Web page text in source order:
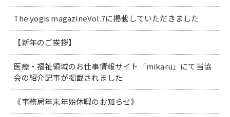
The yogis magazineVol.7に掲載していただきました
【新年のご挨拶】
医療・福祉領域のお仕事情報サイト「mikaru」にて当協
会の紹介記事が掲載されました
《事務局年末年始休暇のお知らせ》